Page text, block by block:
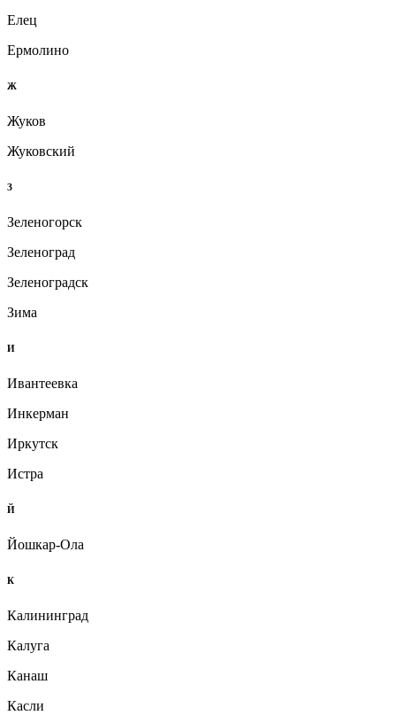
Елец
Ермолино
Ж
Жуков
Жуковский
З
Зеленогорск
Зеленоград
Зеленоградск
Зима
И
Ивантеевка
Инкерман
Иркутск
Истра
Й
Йошкар-Ола
К
Калининград
Калуга
Канаш
Касли